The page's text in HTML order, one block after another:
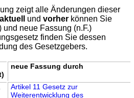
zeigt alle Änderungen dieser
aktuell undvorher können Sie
und neue Fassung (n.F.)
finden Sie dessen
des Gesetzgebers.
neue Fassung durch
Artikel 11 Gesetz zur
Weiterentwicklung des